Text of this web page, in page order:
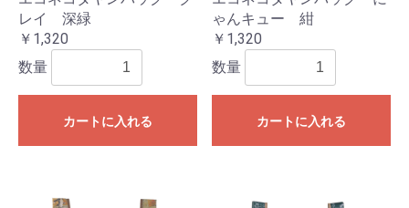
レイ 深緑
￥1,320
数量
カートに入れる
ゃんキュー 紺
￥1,320
数量
カートに入れる